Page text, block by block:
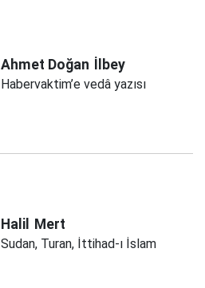
Ahmet Doğan İlbey
Habervaktim’e vedâ yazısı
Halil Mert
Sudan, Turan, İttihad-ı İslam